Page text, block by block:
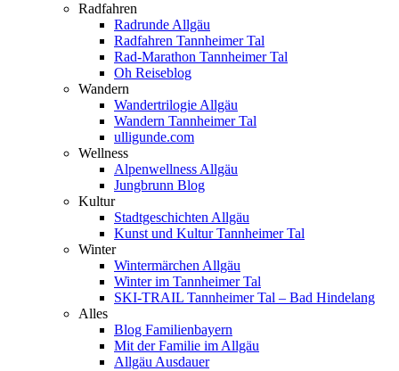
Radfahren
Radrunde Allgäu
Radfahren Tannheimer Tal
Rad-Marathon Tannheimer Tal
Oh Reiseblog
Wandern
Wandertrilogie Allgäu
Wandern Tannheimer Tal
ulligunde.com
Wellness
Alpenwellness Allgäu
Jungbrunn Blog
Kultur
Stadtgeschichten Allgäu
Kunst und Kultur Tannheimer Tal
Winter
Wintermärchen Allgäu
Winter im Tannheimer Tal
SKI-TRAIL Tannheimer Tal – Bad Hindelang
Alles
Blog Familienbayern
Mit der Familie im Allgäu
Allgäu Ausdauer